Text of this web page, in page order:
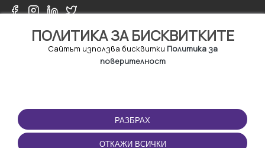
ПОЛИТИКА ЗА БИСКВИТКИТЕ
Сайтът използва бисквитки Политика за
поверителност
РАЗБРАХ
ОТКАЖИ ВСИЧКИ
ПОЛЗВАНЕ
Правила и условия за
ползване
ПРИЛОЖЕНИЕТО